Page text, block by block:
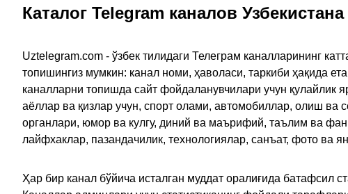
Каталог Telegram каналов Узбекистана
Uztelegram.com - ўзбек тилидаги Телеграм каналларининг
топишингиз мумкин: канал номи, ҳаволаси, таркиби ҳақида
каналларни топишда сайт фойдаланувчилари учун қулайлик
аёллар ва қизлар учун, спорт олами, автомобиллар, олиш ва
органлари, юмор ва кулгу, диний ва маърифий, таълим ва
лайфхаклар, пазандачилик, технологиялар, санъат, фото ва
Ҳар бир канал бўйича исталган муддат оралиғида батафсил